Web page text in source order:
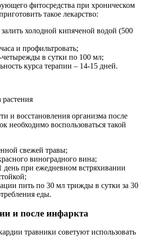
фитосредства при хроническом
такое лекарство:
залить холодной кипяченой водой (500
и профильтровать;
в сутки по 100 мл;
курса терапии – 14-15 дней.
и восстановления организма после
необходимо воспользоваться такой
свежей травы;
виноградного вина;
день при ежедневном встряхивании
пить по 30 мл трижды в сутки за 30
еды.
и после инфаркта
травники советуют использовать